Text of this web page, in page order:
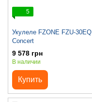
5
Укулеле FZONE FZU-30EQ
Concert
9 578 грн
В наличии
Купить